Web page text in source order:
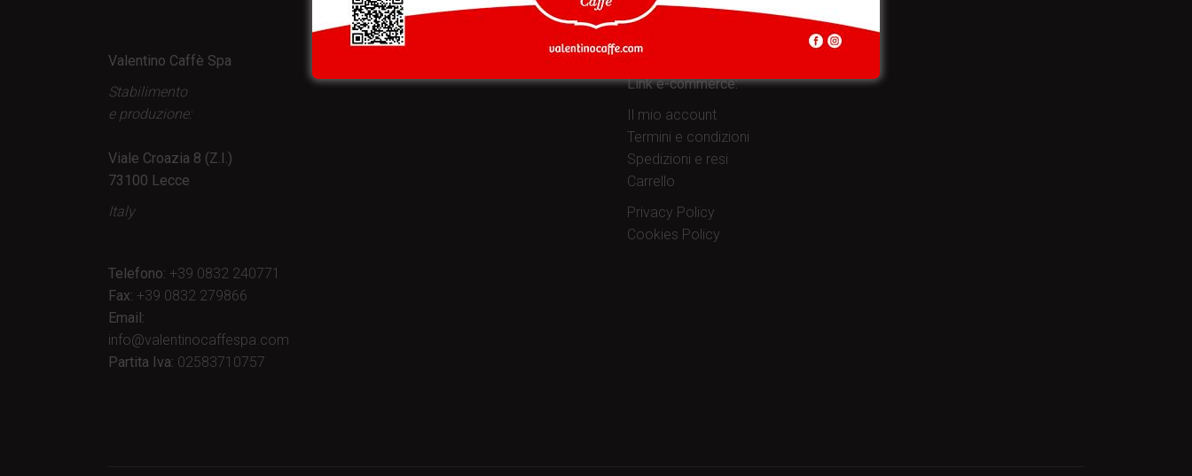
Valentino Caffè Spa
Stabilimento
e produzione:
Viale Croazia 8 (Z.I.)
73100 Lecce
Italy
Telefono: +39 0832 240771
Fax: +39 0832 279866
Email:
info@valentinocaffespa.com
Partita Iva: 02583710757
ISCRIVITI
eshop@valentinocaffespa.com
Link e-commerce:
Il mio account
Termini e condizioni
Spedizioni e resi
Carrello
Privacy Policy
Cookies Policy